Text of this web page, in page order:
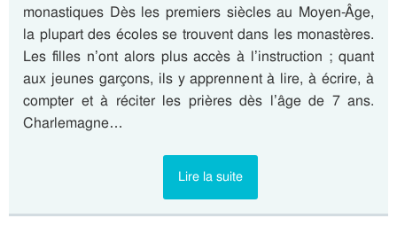
monastiques Dès les premiers siècles au Moyen-Âge,
la plupart des écoles se trouvent dans les monastères.
Les filles n’ont alors plus accès à l’instruction ; quant
aux jeunes garçons, ils y apprennent à lire, à écrire, à
compter et à réciter les prières dès l’âge de 7 ans.
Charlemagne…
Lire la suite